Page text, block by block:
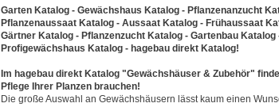
Garten Katalog - Gewächshaus Katalog - Pflanzenanzucht
Pflanzenaussaat Katalog - Aussaat Katalog - Frühaussaat
Gärtner Katalog - Pflanzenzucht Katalog - Gartenbau
Profigewächshaus Katalog - hagebau direkt Katalog!
Im hagebau direkt Katalog "Gewächshäuser & Zubehör"
Pflege Ihrer Planzen brauchen!
Die große Auswahl an Gewächshäusern lässt kaum einen